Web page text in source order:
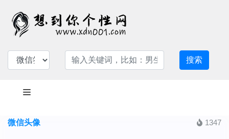
搜索
微信头像 1347